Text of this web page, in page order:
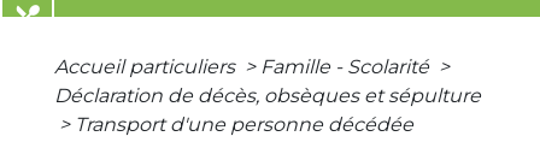
local_dining
Accueil particuliers > Famille - Scolarité >
Déclaration de décès, obsèques et sépulture
> Transport d'une personne décédée